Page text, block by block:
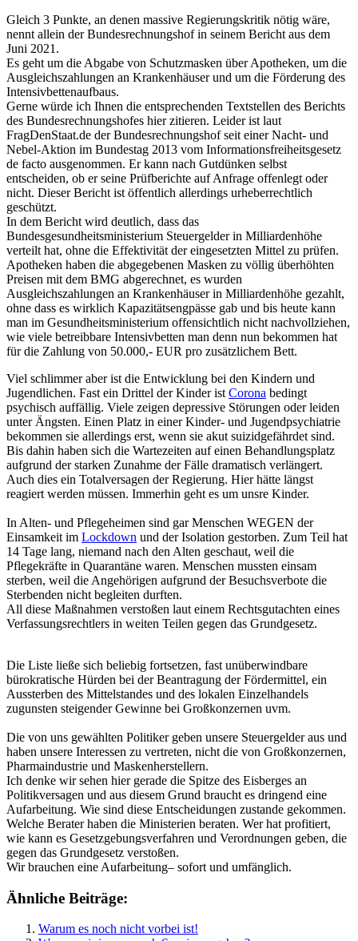
Gleich 3 Punkte, an denen massive Regierungskritik nötig wäre,
nennt allein der Bundesrechnungshof in seinem Bericht aus dem
Juni 2021.
Es geht um die Abgabe von Schutzmasken über Apotheken, um die
Ausgleichszahlungen an Krankenhäuser und um die Förderung des
Intensivbettenaufbaus.
Gerne würde ich Ihnen die entsprechenden Textstellen des Berichts
des Bundesrechnungshofes hier zitieren. Leider ist laut
FragDenStaat.de der Bundesrechnungshof seit einer Nacht- und
Nebel-Aktion im Bundestag 2013 vom Informationsfreiheitsgesetz
de facto ausgenommen. Er kann nach Gutdünken selbst
entscheiden, ob er seine Prüfberichte auf Anfrage offenlegt oder
nicht. Dieser Bericht ist öffentlich allerdings urheberrechtlich
geschützt.
In dem Bericht wird deutlich, dass das
Bundesgesundheitsministerium Steuergelder in Milliardenhöhe
verteilt hat, ohne die Effektivität der eingesetzten Mittel zu prüfen.
Apotheken haben die abgegebenen Masken zu völlig überhöhten
Preisen mit dem BMG abgerechnet, es wurden
Ausgleichszahlungen an Krankenhäuser in Milliardenhöhe gezahlt,
ohne dass es wirklich Kapazitätsengpässe gab und bis heute kann
man im Gesundheitsministerium offensichtlich nicht nachvollziehen,
wie viele betreibbare Intensivbetten man denn nun bekommen hat
für die Zahlung von 50.000,- EUR pro zusätzlichem Bett.
Viel schlimmer aber ist die Entwicklung bei den Kindern und
Jugendlichen. Fast ein Drittel der Kinder ist Corona bedingt
psychisch auffällig. Viele zeigen depressive Störungen oder leiden
unter Ängsten. Einen Platz in einer Kinder- und Jugendpsychiatrie
bekommen sie allerdings erst, wenn sie akut suizidgefährdet sind.
Bis dahin haben sich die Wartezeiten auf einen Behandlungsplatz
aufgrund der starken Zunahme der Fälle dramatisch verlängert.
Auch dies ein Totalversagen der Regierung. Hier hätte längst
reagiert werden müssen. Immerhin geht es um unsre Kinder.
In Alten- und Pflegeheimen sind gar Menschen WEGEN der
Einsamkeit im Lockdown und der Isolation gestorben. Zum Teil hat
14 Tage lang, niemand nach den Alten geschaut, weil die
Pflegekräfte in Quarantäne waren. Menschen mussten einsam
sterben, weil die Angehörigen aufgrund der Besuchsverbote die
Sterbenden nicht begleiten durften.
All diese Maßnahmen verstoßen laut einem Rechtsgutachten eines
Verfassungsrechtlers in weiten Teilen gegen das Grundgesetz.
Die Liste ließe sich beliebig fortsetzen, fast unüberwindbare
bürokratische Hürden bei der Beantragung der Fördermittel, ein
Aussterben des Mittelstandes und des lokalen Einzelhandels
zugunsten steigender Gewinne bei Großkonzernen uvm.
Die von uns gewählten Politiker geben unsere Steuergelder aus und
haben unsere Interessen zu vertreten, nicht die von Großkonzernen,
Pharmaindustrie und Maskenherstellern.
Ich denke wir sehen hier gerade die Spitze des Eisberges an
Politikversagen und aus diesem Grund braucht es dringend eine
Aufarbeitung. Wie sind diese Entscheidungen zustande gekommen.
Welche Berater haben die Ministerien beraten. Wer hat profitiert,
wie kann es Gesetzgebungsverfahren und Verordnungen geben, die
gegen das Grundgesetz verstoßen.
Wir brauchen eine Aufarbeitung– sofort und umfänglich.
Ähnliche Beiträge:
Warum es noch nicht vorbei ist!